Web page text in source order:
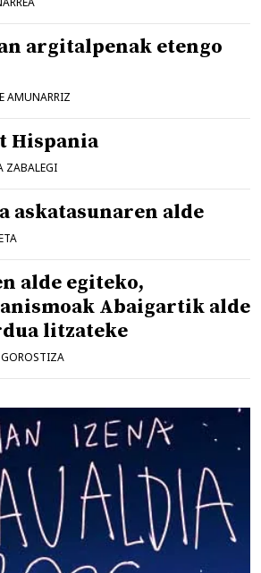
argitalpenak etengo
AMUNARRIZ
Hispania
ZABALEGI
askatasunaren alde
alde egiteko,
Abaigartik alde
litzateke
GOROSTIZA